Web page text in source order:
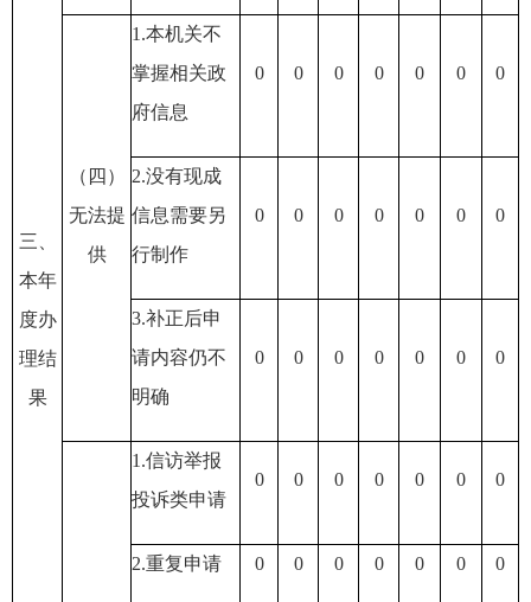
三、
本年
度办
理结
果
（四）
无法提
供
1.本机关不
掌握相关政
府信息
0 0 0 0 0 0 0
2.没有现成
信息需要另
行制作
0 0 0 0 0 0 0
3.补正后申
请内容仍不
明确
0 0 0 0 0 0 0
1.信访举报
投诉类申请
0 0 0 0 0 0 0
2.重复申请 0 0 0 0 0 0 0